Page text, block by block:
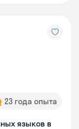
23 года опыта
языков в